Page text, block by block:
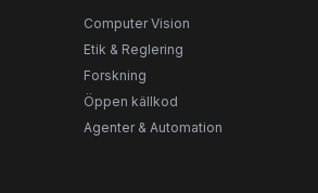
Computer Vision
Etik & Reglering
Forskning
Öppen källkod
Agenter & Automation